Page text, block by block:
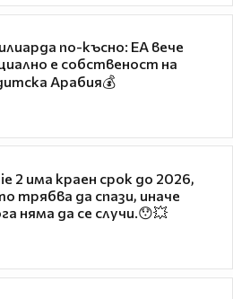
по-късно: EA вече
е собственост на
Арабия💰
2 има краен срок до 2026,
трябва да спази, иначе
няма да се случи.😯💥